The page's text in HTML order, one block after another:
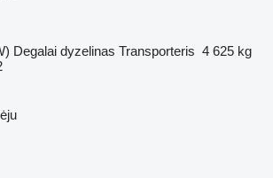
Degalai dyzelinas Transporteris 4 625 kg